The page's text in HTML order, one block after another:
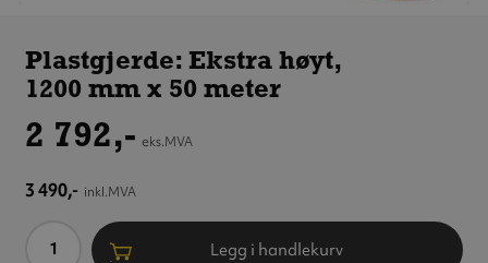
1200 mm x 50 meter
Plastgjerde: Ekstra høyt,
1200 mm x 50 meter
2 792,- eks.MVA
3 490,- inkl.MVA
Antall Legg i handlekurv